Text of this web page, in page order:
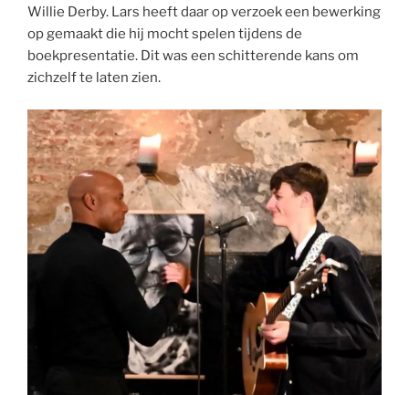
Willie Derby. Lars heeft daar op verzoek een bewerking
op gemaakt die hij mocht spelen tijdens de
boekpresentatie. Dit was een schitterende kans om
zichzelf te laten zien.